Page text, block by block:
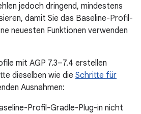
jedoch dringend, mindestens
damit Sie das Baseline-Profil-
neuesten Funktionen verwenden
mit AGP 7.3–7.4 erstellen
dieselben wie die Schritte für
Ausnahmen:
Profil-Gradle-Plug-in nicht